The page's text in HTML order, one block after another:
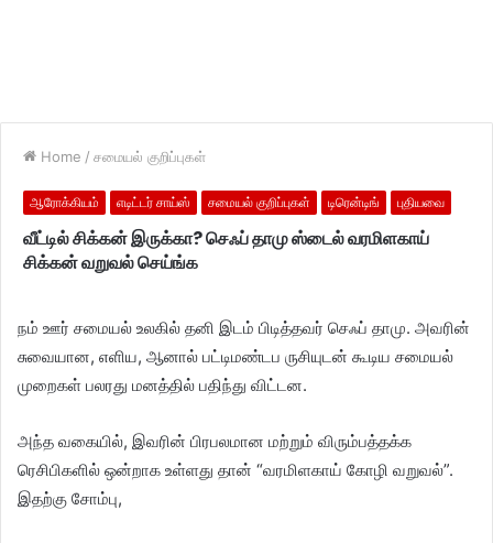
Home / சமையல் குறிப்புகள்
ஆரோக்கியம் எடிட்டர் சாய்ஸ் சமையல் குறிப்புகள் டிரென்டிங் புதியவை
வீட்டில் சிக்கன் இருக்கா? செஃப் தாமு ஸ்டைல் வரமிளகாய்
சிக்கன் வறுவல் செய்ங்க
நம் ஊர் சமையல் உலகில் தனி இடம் பிடித்தவர் செஃப் தாமு. அவரின்
சுவையான, எளிய, ஆனால் பட்டிமண்டப ருசியுடன் கூடிய சமையல்
முறைகள் பலரது மனத்தில் பதிந்து விட்டன.
அந்த வகையில், இவரின் பிரபலமான மற்றும் விரும்பத்தக்க
ரெசிபிகளில் ஒன்றாக உள்ளது தான் “வரமிளகாய் கோழி வறுவல்”.
இதற்கு சோம்பு,